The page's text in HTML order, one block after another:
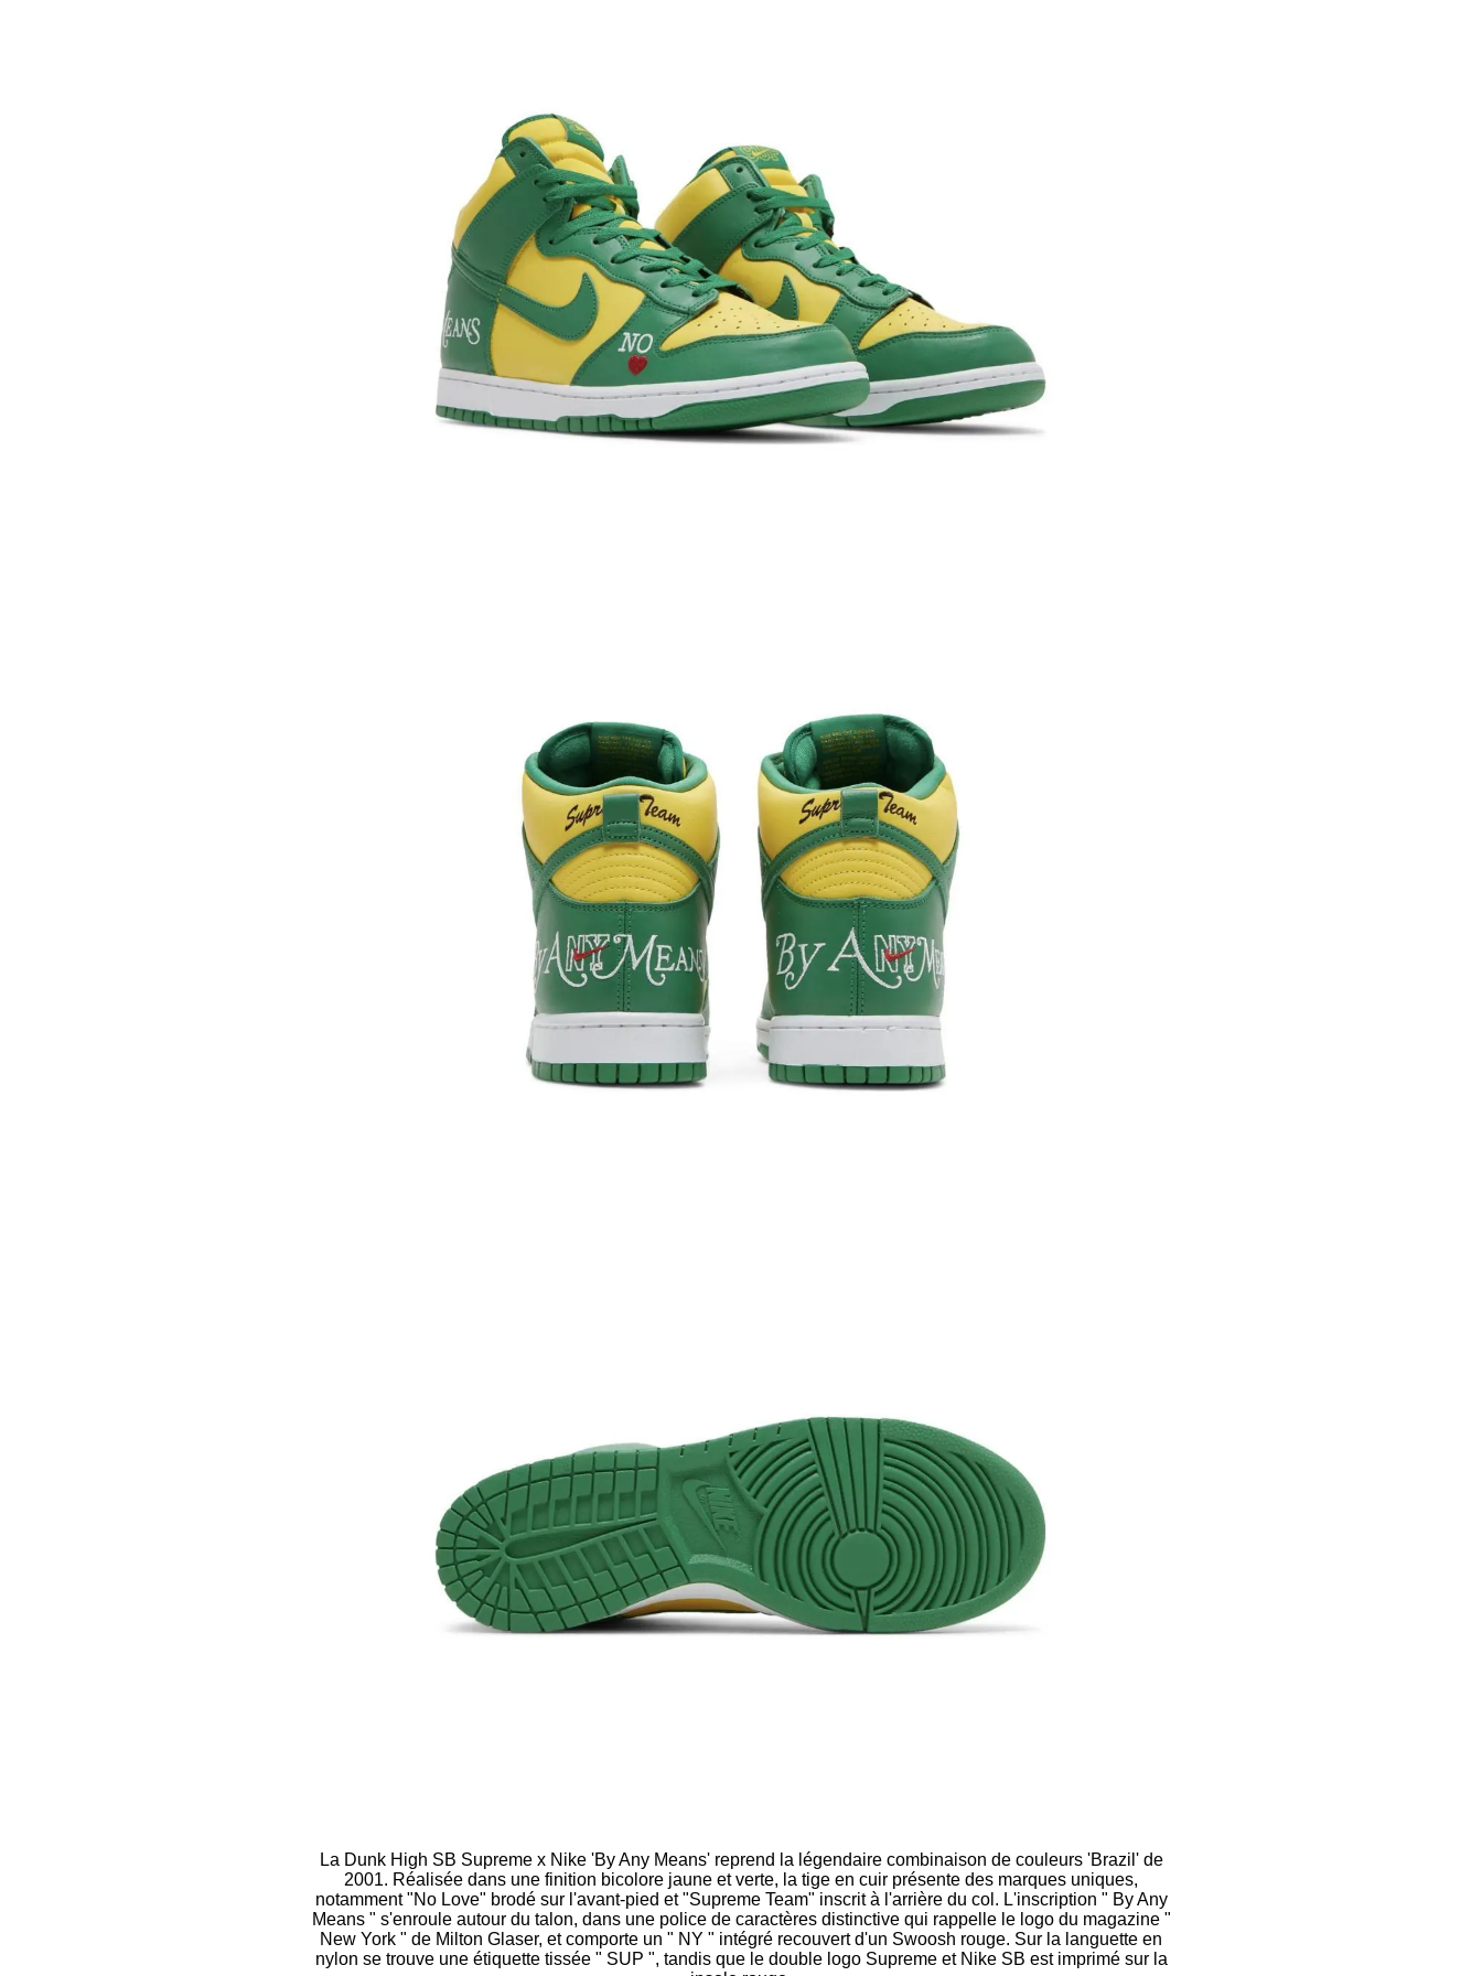
La Dunk High SB Supreme x Nike 'By Any Means' reprend la légendaire combinaison de couleurs 'Brazil' de
2001. Réalisée dans une finition bicolore jaune et verte, la tige en cuir présente des marques uniques,
notamment "No Love" brodé sur l'avant-pied et "Supreme Team" inscrit à l'arrière du col. L'inscription " By Any
Means " s'enroule autour du talon, dans une police de caractères distinctive qui rappelle le logo du magazine "
New York " de Milton Glaser, et comporte un " NY " intégré recouvert d'un Swoosh rouge. Sur la languette en
nylon se trouve une étiquette tissée " SUP ", tandis que le double logo Supreme et Nike SB est imprimé sur la